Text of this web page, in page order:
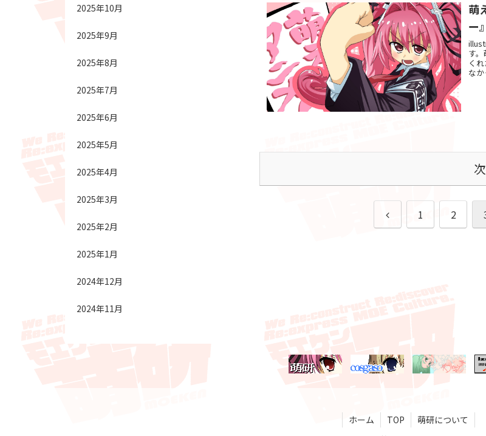
萌
ー』
す
く
な
前
1 2
2025年10月
2025年9月
2025年8月
2025年7月
2025年6月
2025年5月
2025年4月
2025年3月
2025年2月
2025年1月
2024年12月
2024年11月
ホーム TOP
萌研について